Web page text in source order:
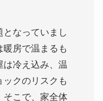
なっていまし
房で温まるも
冷え込み、温
クのリスクも
そこで、家全体